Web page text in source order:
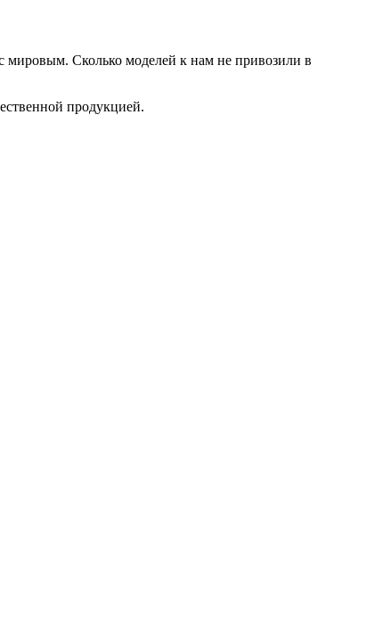
мировым. Сколько моделей к нам не привозили в
продукцией.